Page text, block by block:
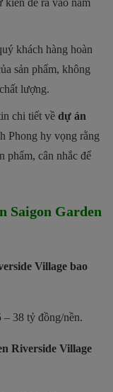
khách hàng hoàn
sản phẩm, không
lượng.
chi tiết về dự án
Phong hy vọng rằng
phẩm, cân nhắc để
Saigon Garden
Village bao
– 38 tỷ đồng/nền.
Riverside Village